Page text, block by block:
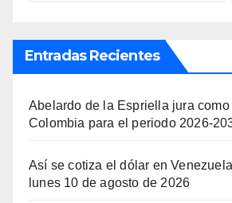
Entradas Recientes
Abelardo de la Espriella jura
Colombia para el periodo 2026-
Así se cotiza el dólar en
lunes 10 de agosto de 2026